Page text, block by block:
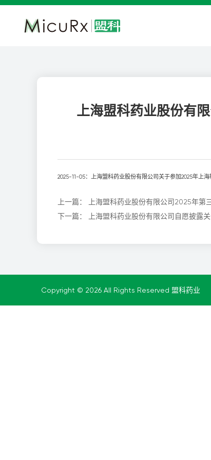
上海盟科药业股份有
2025-11-05：上海盟科药业股份有限公司关于参加2025年上
上一篇：
上海盟科药业股份有限公司2025年第
下一篇：
上海盟科药业股份有限公司自愿披露
Copyright © 2026 All Rights Reserved 盟科药业